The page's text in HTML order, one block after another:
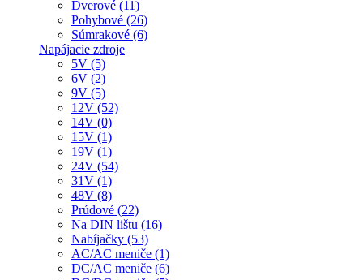
Dverové (11)
Pohybové (26)
Súmrakové (6)
Napájacie zdroje
5V (5)
6V (2)
9V (5)
12V (52)
14V (0)
15V (1)
19V (1)
24V (54)
31V (1)
48V (8)
Prúdové (22)
Na DIN lištu (16)
Nabíjačky (53)
AC/AC meniče (1)
DC/AC meniče (6)